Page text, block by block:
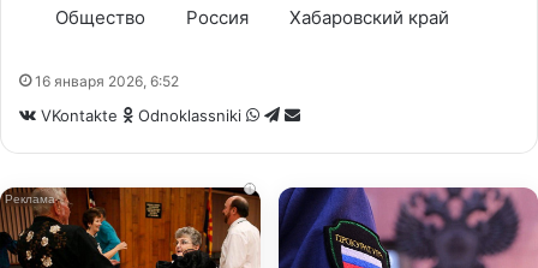
Общество
Россия Хабаровский край
16 января 2026, 6:52
VKontakte Odnoklassniki WhatsApp
Telegram
Share
i